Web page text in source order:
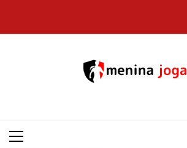
content
Primary